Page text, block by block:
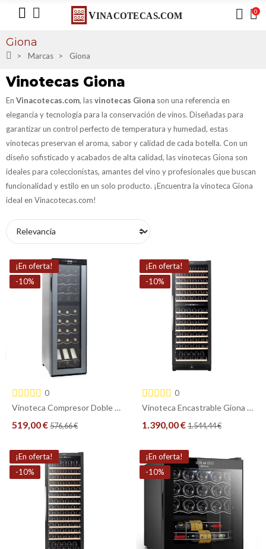
0
Giona
Marcas Giona
Vinotecas Giona
En Vinacotecas.com, lasvinotecas Giona son una referencia en
elegancia y tecnología para la conservación de vinos. Diseñadas para
garantizar un control perfecto de temperatura y humedad, estas
vinotecas preservan el aroma, sabor y calidad de cada botella. Con un
diseño sofisticado y acabados de alta calidad, las vinotecas Giona son
ideales para coleccionistas, amantes del vino y profesionales que buscan
funcionalidad y estilo en un solo producto. ¡Encuentra la vinoteca Giona
ideal en Vinacotecas.com!
¡En oferta!
-10%
0
Vinoteca Compresor Doble Temperatura 27 Botellas Giona CVG 27CF 2T - Diseño Elegante y Versátil
519,00 €576,66 €
COMPRAR
¡En oferta!
-10%
0
Vinoteca Encastrable Giona CVG 160CF 2T – 160 Botellas, 2 Zonas, Compresor
1.390,00 €1.544,44 €
COMPRAR
¡En oferta!
-10%
¡En oferta!
-10%